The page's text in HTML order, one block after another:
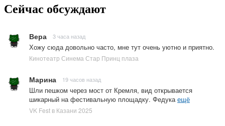
Сейчас обсуждают
Вера 3 часа назад
Хожу сюда довольно часто, мне тут очень уютно и приятно.
Кинотеатр Синема Стар Принц плаза
Марина 19 часов назад
Шли пешком через мост от Кремля, вид открывается
шикарный на фестивальную площадку. Федукаещё
VK Fest в Казани 2025